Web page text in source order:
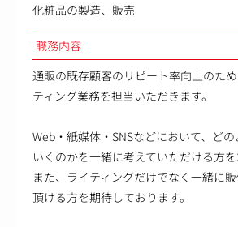
化粧品の製造、販売
職務内容
通販の既存顧客のリピート率向上のた
ティング業務を担当いただきます。
Web・紙媒体・SNSなどにおいて、ど
いくのかを一緒に考えていただける方を
また、ライティングだけでなく一緒に
頂ける方を期待しております。